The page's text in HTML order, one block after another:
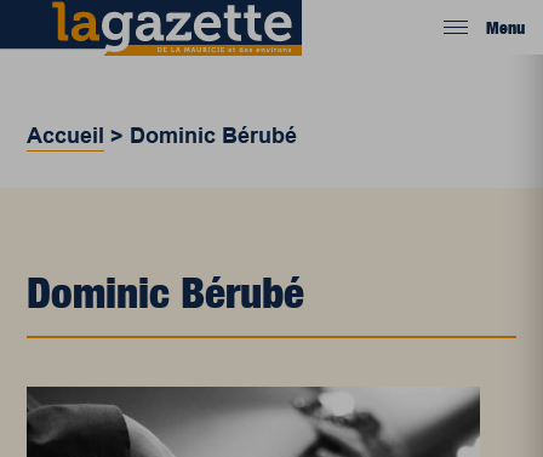
Menu
Accueil > Dominic Bérubé
Dominic Bérubé